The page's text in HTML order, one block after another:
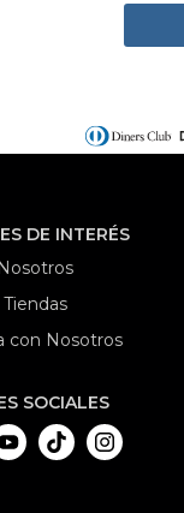
DE INTERÉS
Nosotros
Tiendas
con Nosotros
SOCIALES